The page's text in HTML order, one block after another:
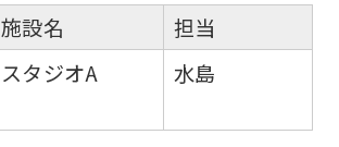
施設名
スタジオA
担当
水島
use
an
automatic